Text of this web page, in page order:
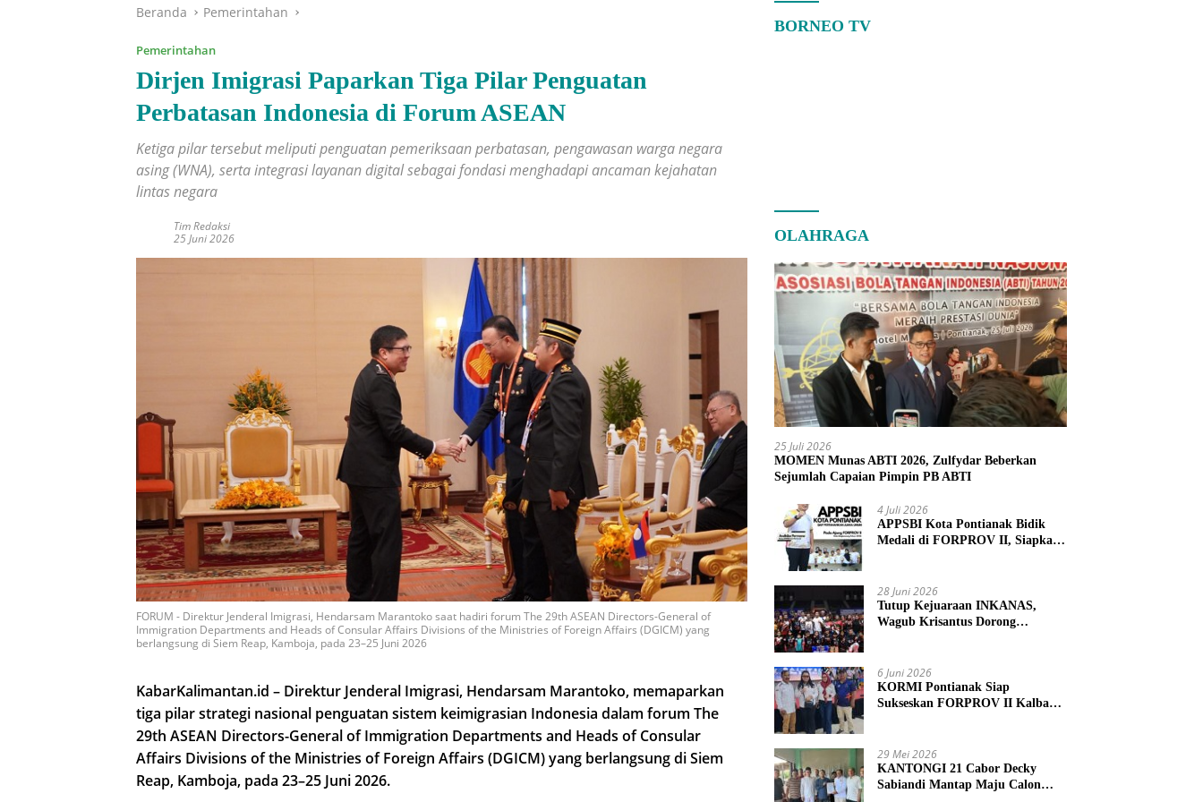
Beranda Pemerintahan
Pemerintahan
Dirjen Imigrasi Paparkan Tiga Pilar Penguatan
Perbatasan Indonesia di Forum ASEAN
Ketiga pilar tersebut meliputi penguatan pemeriksaan perbatasan, pengawasan warga negara
asing (WNA), serta integrasi layanan digital sebagai fondasi menghadapi ancaman kejahatan
lintas negara
Tim Redaksi
25 Juni 2026
FORUM - Direktur Jenderal Imigrasi, Hendarsam Marantoko saat hadiri forum The 29th ASEAN Directors-General of
Immigration Departments and Heads of Consular Affairs Divisions of the Ministries of Foreign Affairs (DGICM) yang
berlangsung di Siem Reap, Kamboja, pada 23–25 Juni 2026
KabarKalimantan.id – Direktur Jenderal Imigrasi, Hendarsam Marantoko, memaparkan
tiga pilar strategi nasional penguatan sistem keimigrasian Indonesia dalam forum The
29th ASEAN Directors-General of Immigration Departments and Heads of Consular
Affairs Divisions of the Ministries of Foreign Affairs (DGICM) yang berlangsung di Siem
Reap, Kamboja, pada 23–25 Juni 2026.
BORNEO TV
OLAHRAGA
25 Juli 2026
MOMEN Munas ABTI 2026, Zulfydar Beberkan
Sejumlah Capaian Pimpin PB ABTI
4 Juli 2026
APPSBI Kota Pontianak Bidik
Medali di FORPROV II, Siapkan
28 Juni 2026
Tutup Kejuaraan INKANAS,
Wagub Krisantus Dorong
6 Juni 2026
KORMI Pontianak Siap
Sukseskan FORPROV II Kalbar
29 Mei 2026
KANTONGI 21 Cabor Decky
Sabiandi Mantap Maju Calon